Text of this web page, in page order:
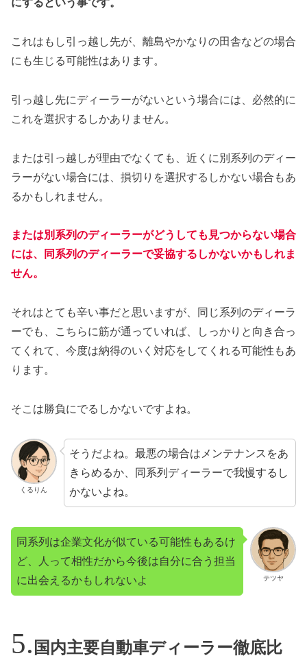
にするという事です。
これはもし引っ越し先が、離島やかなりの田舎などの場合
にも生じる可能性はあります。
引っ越し先にディーラーがないという場合には、必然的に
これを選択するしかありません。
または引っ越しが理由でなくても、近くに別系列のディー
ラーがない場合には、損切りを選択するしかない場合もあ
るかもしれません。
または別系列のディーラーがどうしても見つからない場合
には、同系列のディーラーで妥協するしかないかもしれま
せん。
それはとても辛い事だと思いますが、同じ系列のディーラ
ーでも、こちらに筋が通っていれば、しっかりと向き合っ
てくれて、今度は納得のいく対応をしてくれる可能性もあ
ります。
そこは勝負にでるしかないですよね。
くるりん
そうだよね。最悪の場合はメンテナンスをあ
きらめるか、同系列ディーラーで我慢するし
かないよね。
テツヤ
同系列は企業文化が似ている可能性もあるけ
ど、人って相性だから今後は自分に合う担当
に出会えるかもしれないよ
国内主要自動車ディーラー徹底比